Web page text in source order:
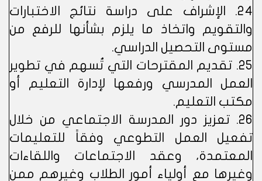
24. الإشراف على دراسة نتائج الاختبارات
والتقويم واتخاذ ما يلزم بشأنها للرفع من
مستوى التحصيل الدراسي.
25. تقديم المقترحات التي تُسهم في تطوير
العمل المدرسي ورفعها لإدارة التعليم أو
مكتب التعليم.
26. تعزيز دور المدرسة الاجتماعي من خلال
تفعيل العمل التطوعي وفقاً للتعليمات
المعتمدة، وعقد الاجتماعات واللقاءات
وغيرها مع أولياء أمور الطلاب وغيرهم ممن